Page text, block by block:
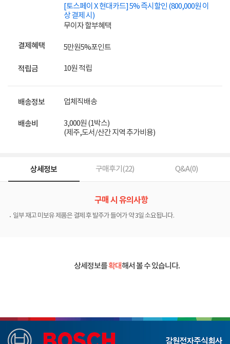
[토스페이 X 현대카드] 5% 즉시할인 (800,000원 이
상 결제 시)
무이자 할부혜택
결제혜택 5만원5%포인트
적립금 10원 적립
배송정보 업체직배송
배송비
3,000원 (1박스)
(제주,도서/산간 지역 추가비용)
상세정보 구매후기(22) Q&A(0)
구매 시 유의사항
일부 재고 미보유 제품은 결제 후 발주가 들어가 약 3일 소요됩니다.
상세정보를확대해서 볼 수 있습니다.